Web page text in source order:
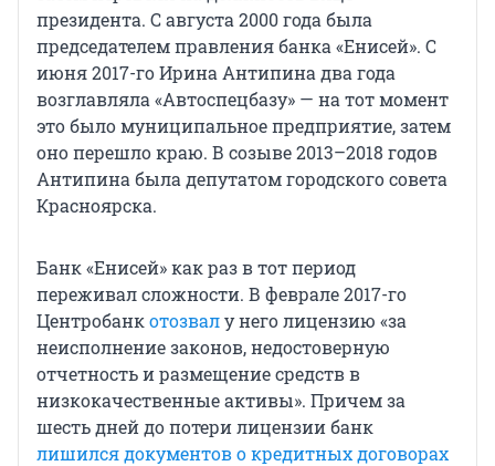
президента. С августа 2000 года была
председателем правления банка «Енисей». С
июня 2017-го Ирина Антипина два года
возглавляла «Автоспецбазу» — на тот момент
это было муниципальное предприятие, затем
оно перешло краю. В созыве 2013–2018 годов
Антипина была депутатом городского совета
Красноярска.
Банк «Енисей» как раз в тот период
переживал сложности. В феврале 2017-го
Центробанкотозвалу него лицензию «за
неисполнение законов, недостоверную
отчетность и размещение средств в
низкокачественные активы». Причем за
шесть дней до потери лицензии банк
лишился документов о кредитных договорах